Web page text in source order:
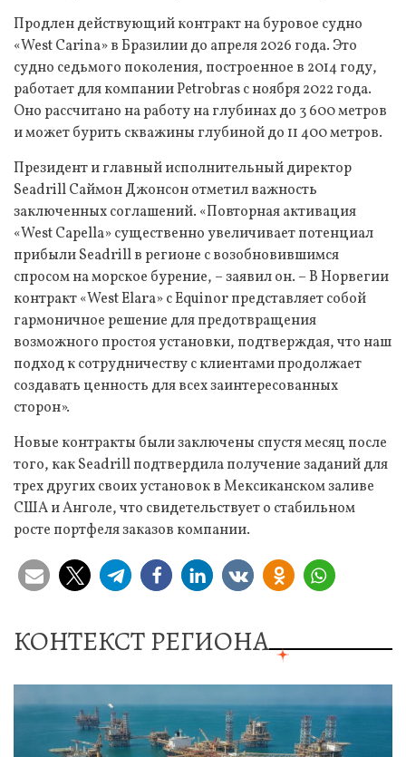
Продлен действующий контракт на буровое судно
«West Carina» в Бразилии до апреля 2026 года. Это
судно седьмого поколения, построенное в 2014 году,
работает для компании Petrobras с ноября 2022 года.
Оно рассчитано на работу на глубинах до 3 600 метров
и может бурить скважины глубиной до 11 400 метров.
Президент и главный исполнительный директор
Seadrill Саймон Джонсон отметил важность
заключенных соглашений. «Повторная активация
«West Capella» существенно увеличивает потенциал
прибыли Seadrill в регионе с возобновившимся
спросом на морское бурение, – заявил он. – В Норвегии
контракт «West Elara» с Equinor представляет собой
гармоничное решение для предотвращения
возможного простоя установки, подтверждая, что наш
подход к сотрудничеству с клиентами продолжает
создавать ценность для всех заинтересованных
сторон».
Новые контракты были заключены спустя месяц после
того, как Seadrill подтвердила получение заданий для
трех других своих установок в Мексиканском заливе
США и Анголе, что свидетельствует о стабильном
росте портфеля заказов компании.
КОНТЕКСТ РЕГИОНА